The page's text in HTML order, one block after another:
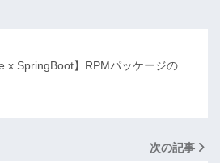
x SpringBoot】RPMパッケージの
次の記事